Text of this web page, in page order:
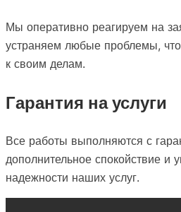
Мы оперативно реагируем на
устраняем любые проблемы,
к своим делам.
Гарантия на услуги
Все работы выполняются с
дополнительное спокойствие и
надежности наших услуг.